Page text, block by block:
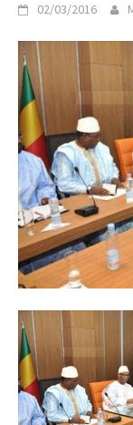
02/03/2016